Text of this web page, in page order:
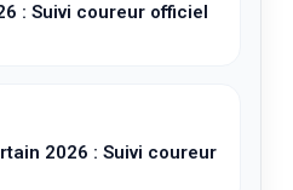
: Suivi coureur officiel
2026 : Suivi coureur